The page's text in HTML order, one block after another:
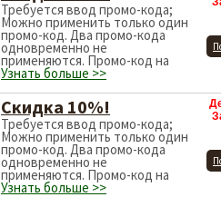
Требуется ввод промо-кода;
Можно применить только один
промо-код. Два промо-кода
одновременно не
применяются. Промо-код на
Узнать больше >>
Скидка 10%!
Требуется ввод промо-кода;
Можно применить только один
промо-код. Два промо-кода
одновременно не
применяются. Промо-код на
Узнать больше >>